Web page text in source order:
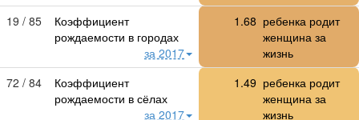
19 / 85
Коэффициент
рождаемости в городах
за 2017
1.68 ребенка родит
женщина за
жизнь
72 / 84
Коэффициент
рождаемости в сёлах
за 2017
1.49 ребенка родит
женщина за
жизнь